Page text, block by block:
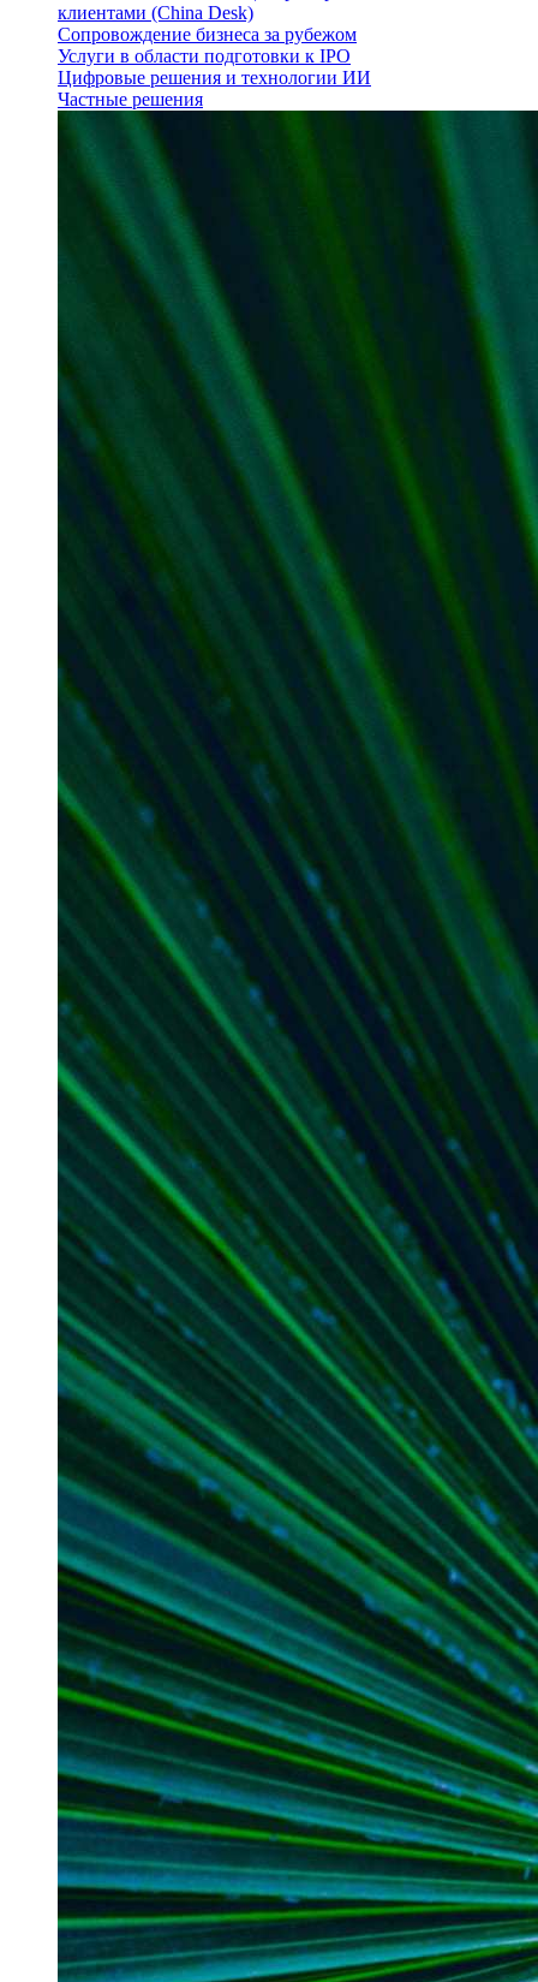
клиентами (China Desk)
Сопровождение бизнеса за рубежом
Услуги в области подготовки к IPO
Цифровые решения и технологии ИИ
Частные решения